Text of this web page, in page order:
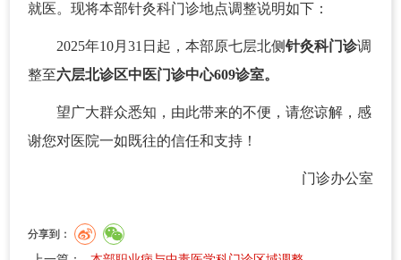
就医。现将本部针灸科门诊地点调整说明如下：
2025年10月31日起，本部原七层北侧针灸科门诊调
整至六层北诊区中医门诊中心609诊室。
望广大群众悉知，由此带来的不便，请您谅解，感
谢您对医院一如既往的信任和支持！
门诊办公室
分享到：